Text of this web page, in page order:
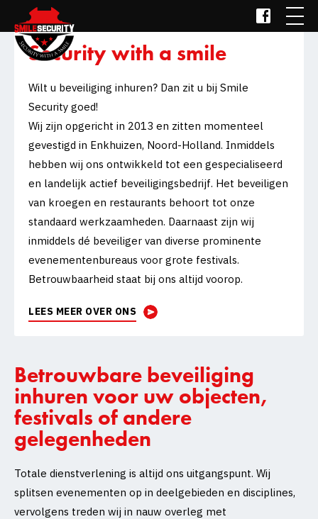
SkipHome
Diensten
Projecten
Vacatures
Contact
Security with a smile
Wilt u beveiliging inhuren? Dan zit u bij Smile
Security goed!
Wij zijn opgericht in 2013 en zitten momenteel
gevestigd in Enkhuizen, Noord-Holland. Inmiddels
hebben wij ons ontwikkeld tot een gespecialiseerd
en landelijk actief beveiligingsbedrijf. Het beveiligen
van kroegen en restaurants behoort tot onze
standaard werkzaamheden. Daarnaast zijn wij
inmiddels dé beveiliger van diverse prominente
evenementenbureaus voor grote festivals.
Betrouwbaarheid staat bij ons altijd voorop.
LEES MEER OVER ONS
Betrouwbare beveiliging
inhuren voor uw objecten,
festivals of andere
gelegenheden
Totale dienstverlening is altijd ons uitgangspunt. Wij
splitsen evenementen op in deelgebieden en disciplines,
vervolgens treden wij in nauw overleg met